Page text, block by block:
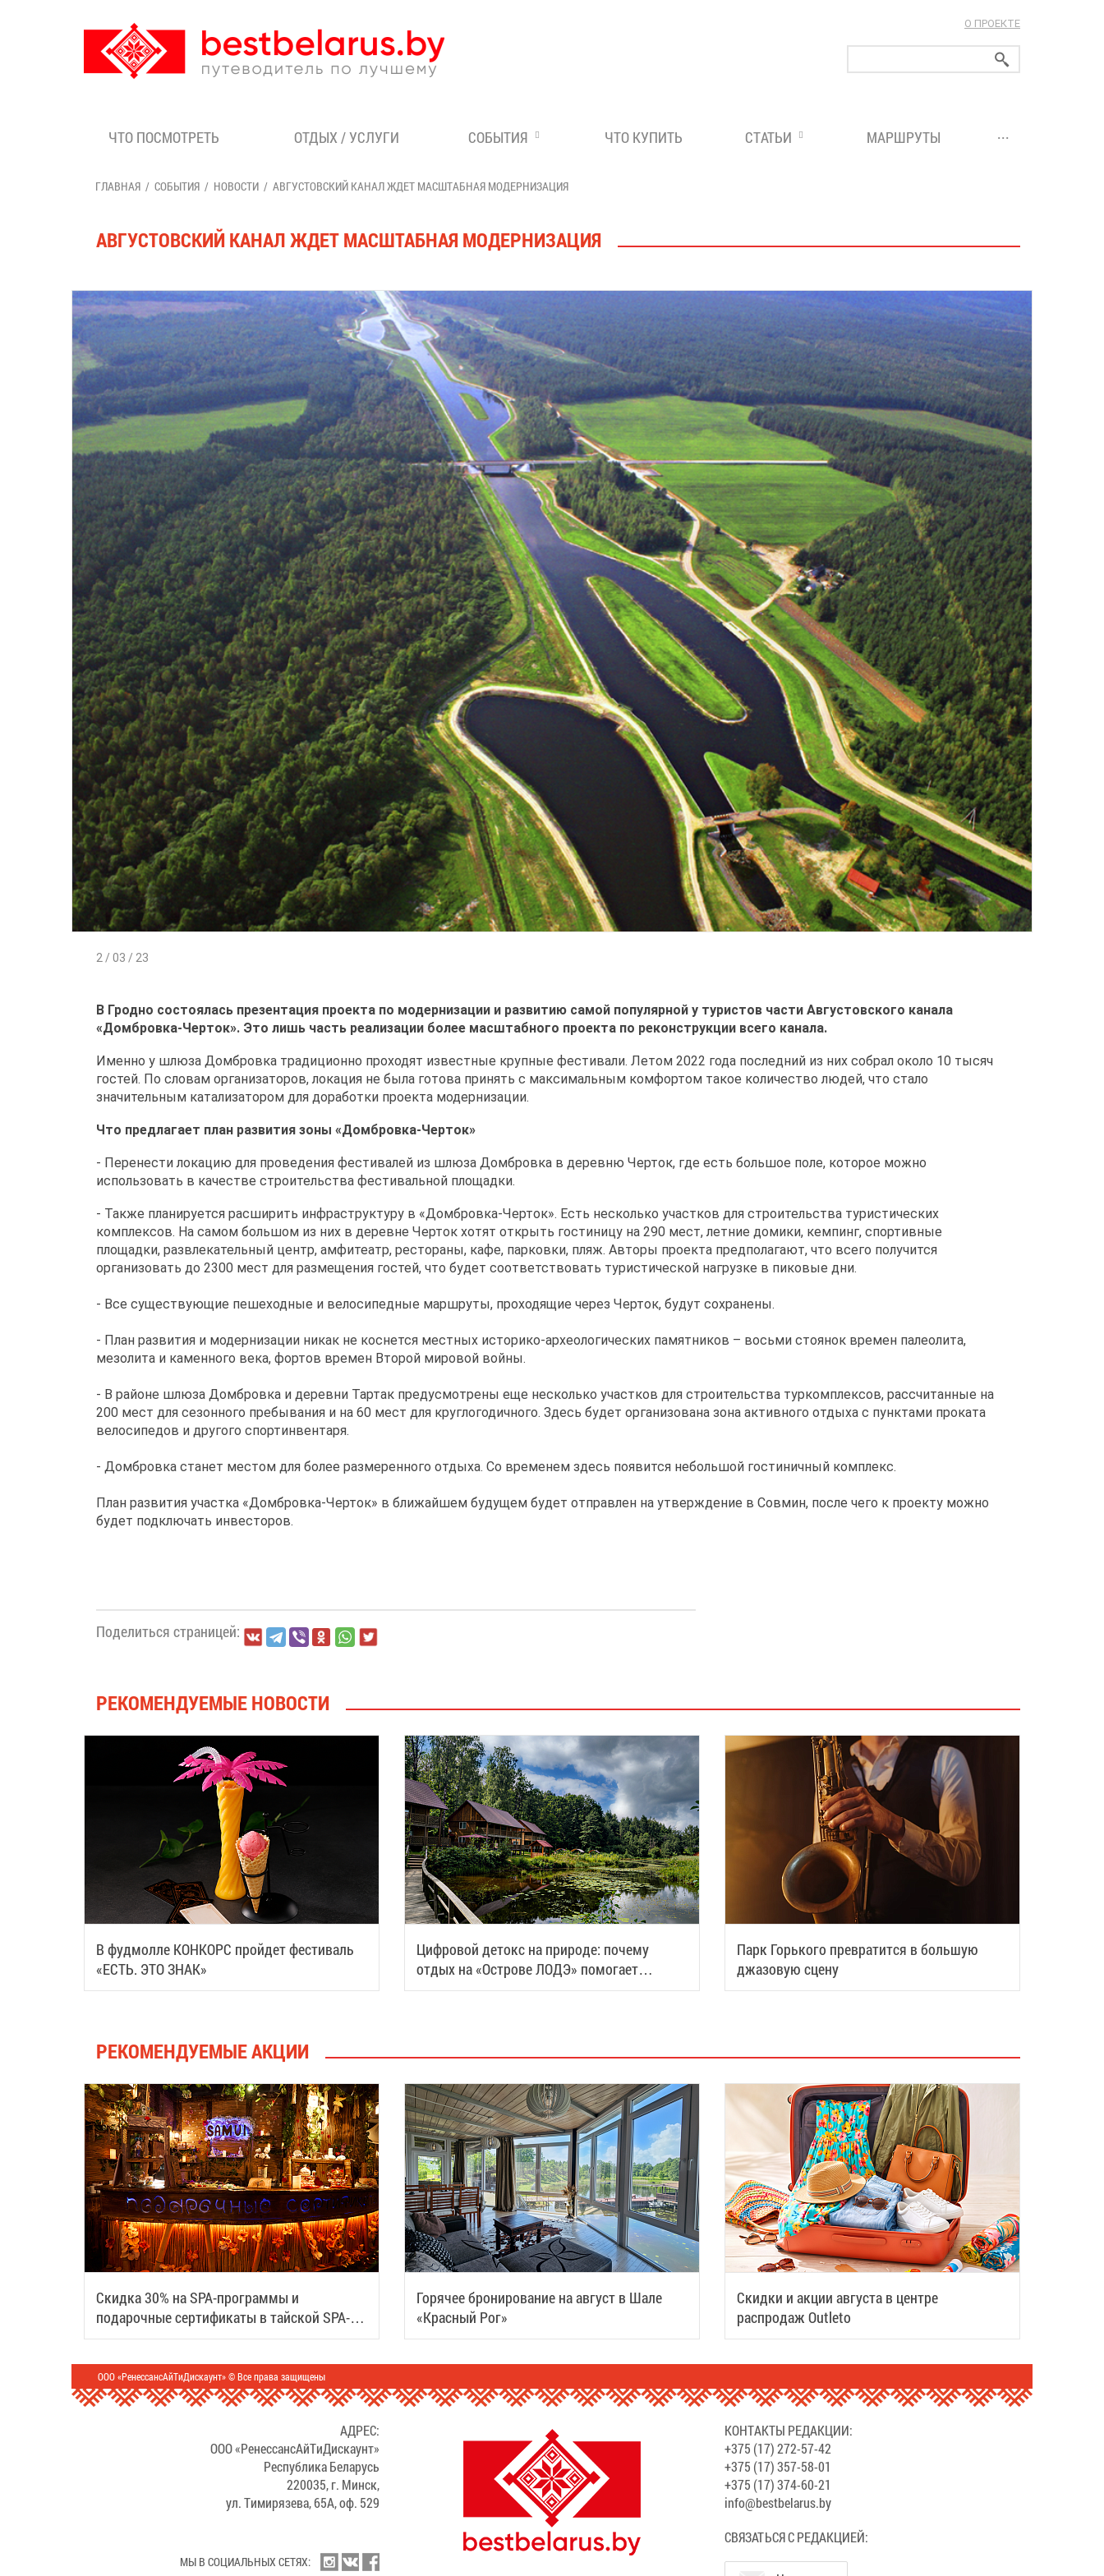
О ПРОЕКТЕ
ЧТО ПОСМОТРЕТЬ ОТДЫХ / УСЛУГИ СОБЫТИЯ ЧТО КУПИТЬ СТАТЬИ МАРШРУТЫ ...
ГЛАВНАЯ СОБЫТИЯ НОВОСТИ АВГУСТОВСКИЙ КАНАЛ ЖДЕТ МАСШТАБНАЯ МОДЕРНИЗАЦИЯ
АВГУСТОВСКИЙ КАНАЛ ЖДЕТ МАСШТАБНАЯ МОДЕРНИЗАЦИЯ
2 / 03 / 23
В Гродно состоялась презентация проекта по модернизации и развитию самой популярной у туристов части Августовского канала
«Домбровка-Черток». Это лишь часть реализации более масштабного проекта по реконструкции всего канала.
Именно у шлюза Домбровка традиционно проходят известные крупные фестивали. Летом 2022 года последний из них собрал около 10 тысяч
гостей. По словам организаторов, локация не была готова принять с максимальным комфортом такое количество людей, что стало
значительным катализатором для доработки проекта модернизации.
Что предлагает план развития зоны «Домбровка-Черток»
- Перенести локацию для проведения фестивалей из шлюза Домбровка в деревню Черток, где есть большое поле, которое можно
использовать в качестве строительства фестивальной площадки.
- Также планируется расширить инфраструктуру в «Домбровка-Черток». Есть несколько участков для строительства туристических
комплексов. На самом большом из них в деревне Черток хотят открыть гостиницу на 290 мест, летние домики, кемпинг, спортивные
площадки, развлекательный центр, амфитеатр, рестораны, кафе, парковки, пляж. Авторы проекта предполагают, что всего получится
организовать до 2300 мест для размещения гостей, что будет соответствовать туристической нагрузке в пиковые дни.
- Все существующие пешеходные и велосипедные маршруты, проходящие через Черток, будут сохранены.
- План развития и модернизации никак не коснется местных историко-археологических памятников – восьми стоянок времен палеолита,
мезолита и каменного века, фортов времен Второй мировой войны.
- В районе шлюза Домбровка и деревни Тартак предусмотрены еще несколько участков для строительства туркомплексов, рассчитанные на
200 мест для сезонного пребывания и на 60 мест для круглогодичного. Здесь будет организована зона активного отдыха с пунктами проката
велосипедов и другого спортинвентаря.
- Домбровка станет местом для более размеренного отдыха. Со временем здесь появится небольшой гостиничный комплекс.
План развития участка «Домбровка-Черток» в ближайшем будущем будет отправлен на утверждение в Совмин, после чего к проекту можно
будет подключать инвесторов.
Поделиться страницей:
РЕКОМЕНДУЕМЫЕ НОВОСТИ
В фудмолле КОНКОРС пройдет фестиваль
«ЕСТЬ. ЭТО ЗНАК»
Цифровой детокс на природе: почему
отдых на «Острове ЛОДЭ» помогает
восстановить силы
Парк Горького превратится в большую
джазовую сцену
РЕКОМЕНДУЕМЫЕ АКЦИИ
Скидка 30% на SPA-программы и
подарочные сертификаты в тайской SPA-
деревне Samui
Горячее бронирование на август в Шале
«Красный Рог»
Скидки и акции августа в центре
распродаж Outleto
ООО «РенессансАйТиДискаунт» © Все права защищены
АДРЕС:
ООО «РенессансАйТиДискаунт»
Республика Беларусь
220035, г. Минск,
ул. Тимирязева, 65А, оф. 529
МЫ В СОЦИАЛЬНЫХ СЕТЯХ:
КОНТАКТЫ РЕДАКЦИИ:
+375 (17) 272-57-42
+375 (17) 357-58-01
+375 (17) 374-60-21
info@bestbelarus.by
СВЯЗАТЬСЯ С РЕДАКЦИЕЙ: